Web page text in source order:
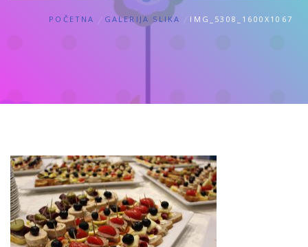
POČETNA GALERIJA SLIKA IMG_5308_1600X1067